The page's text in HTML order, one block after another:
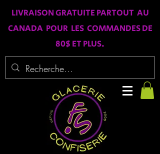
LIVRAISON GRATUITE PARTOUT AU
CANADA POUR LES COMMANDES DE
80$ ET PLUS.